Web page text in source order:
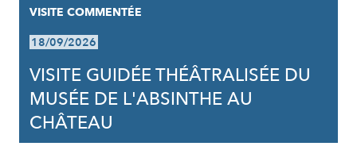
VISITE COMMENTÉE
18/09/2026
VISITE GUIDÉE THÉÂTRALISÉE DU
MUSÉE DE L'ABSINTHE AU
CHÂTEAU